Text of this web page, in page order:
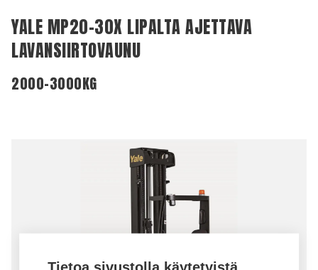
YALE MP20-30X LIPALTA AJETTAVA
LAVANSIIRTOVAUNU
2000-3000KG
Tietoa sivustolla käytetyistä